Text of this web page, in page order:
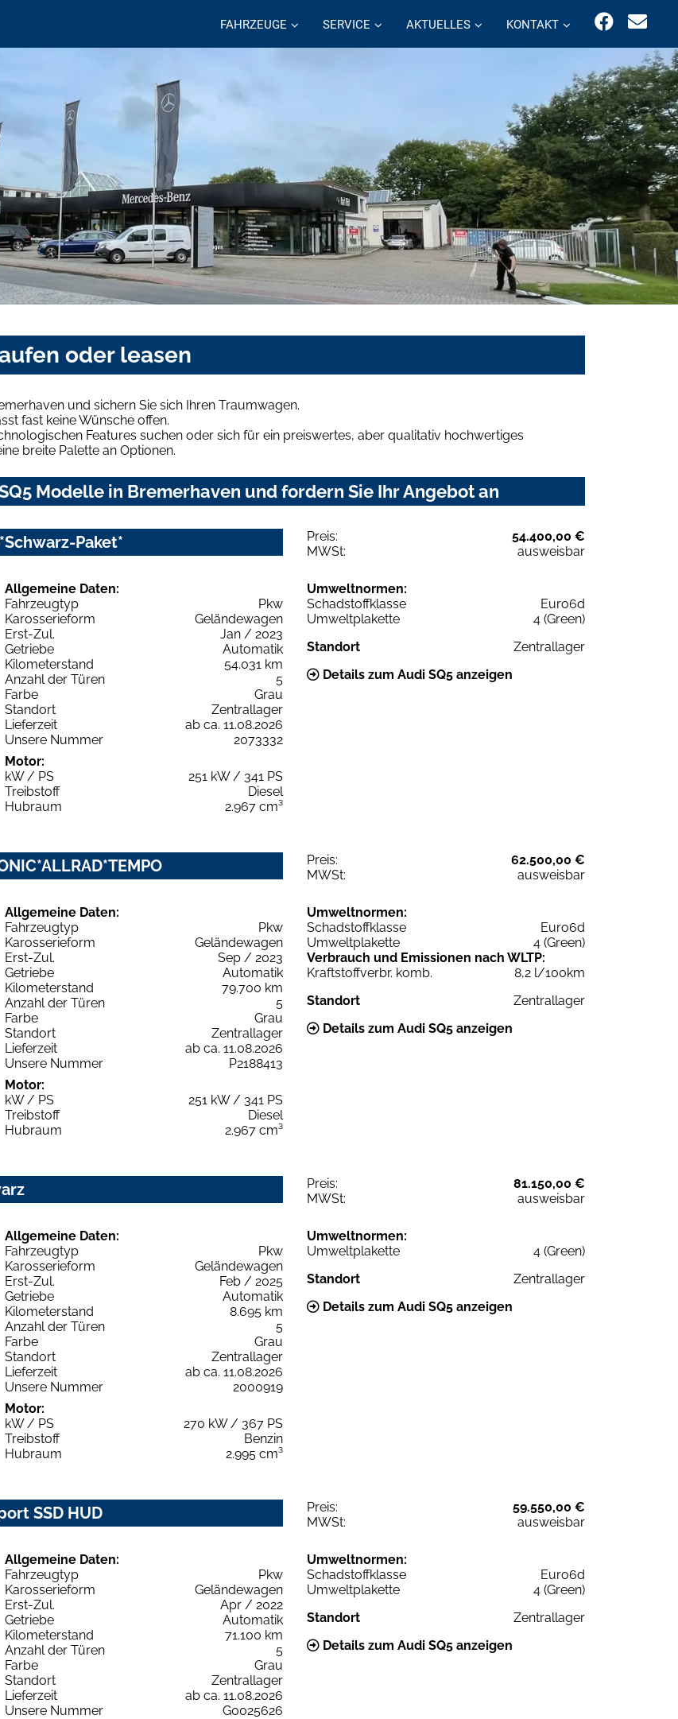
FAHRZEUGE SERVICE AKTUELLES KONTAKT
oder leasen
und sichern Sie sich Ihren Traumwagen.
fast keine Wünsche offen.
Features suchen oder sich für ein preiswertes, aber qualitativ hochwertiges
breite Palette an Optionen.
Modelle in Bremerhaven und fordern Sie Ihr Angebot an
Paket* Preis:
54.400,00 €
MWSt:
ausweisbar
Allgemeine Daten:
Fahrzeugtyp
Pkw
Karosserieform
Geländewagen
Erst-Zul.
Jan / 2023
Getriebe
Automatik
Kilometerstand
54.031 km
Anzahl der Türen
5
Farbe
Grau
Standort
Zentrallager
Lieferzeit
ab ca. 11.08.2026
Unsere Nummer
2073332
Motor:
kW / PS
251 kW / 341 PS
Treibstoff
Diesel
Hubraum
2.967 cm³
Umweltnormen:
Schadstoffklasse
Euro6d
Umweltplakette
4 (Green)
Standort
Zentrallager
Details zum Audi SQ5 anzeigen
Preis:
62.500,00 €
MWSt:
ausweisbar
Allgemeine Daten:
Fahrzeugtyp
Pkw
Karosserieform
Geländewagen
Erst-Zul.
Sep / 2023
Getriebe
Automatik
Kilometerstand
79.700 km
Anzahl der Türen
5
Farbe
Grau
Standort
Zentrallager
Lieferzeit
ab ca. 11.08.2026
Unsere Nummer
P2188413
Motor:
kW / PS
251 kW / 341 PS
Treibstoff
Diesel
Hubraum
2.967 cm³
Umweltnormen:
Schadstoffklasse
Euro6d
Umweltplakette
4 (Green)
Verbrauch und Emissionen nach WLTP:
Kraftstoffverbr. komb.
8,2 l/100km
Standort
Zentrallager
Details zum Audi SQ5 anzeigen
Preis:
81.150,00 €
MWSt:
ausweisbar
Allgemeine Daten:
Fahrzeugtyp
Pkw
Karosserieform
Geländewagen
Erst-Zul.
Feb / 2025
Getriebe
Automatik
Kilometerstand
8.695 km
Anzahl der Türen
5
Farbe
Grau
Standort
Zentrallager
Lieferzeit
ab ca. 11.08.2026
Unsere Nummer
2000919
Motor:
kW / PS
270 kW / 367 PS
Treibstoff
Benzin
Hubraum
2.995 cm³
Umweltnormen:
Umweltplakette
4 (Green)
Standort
Zentrallager
Details zum Audi SQ5 anzeigen
SSD HUD Preis:
59.550,00 €
MWSt:
ausweisbar
Allgemeine Daten:
Fahrzeugtyp
Pkw
Karosserieform
Geländewagen
Erst-Zul.
Apr / 2022
Getriebe
Automatik
Kilometerstand
71.100 km
Anzahl der Türen
5
Farbe
Grau
Standort
Zentrallager
Lieferzeit
ab ca. 11.08.2026
Unsere Nummer
G0025626
Umweltnormen:
Schadstoffklasse
Euro6d
Umweltplakette
4 (Green)
Standort
Zentrallager
Details zum Audi SQ5 anzeigen